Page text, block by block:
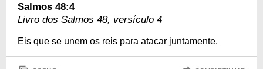
Salmos 48:4
Livro dos Salmos 48, versículo 4
Eis que se unem os reis para atacar juntamente.